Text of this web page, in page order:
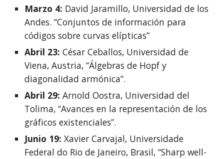
Marzo 4: David Jaramillo, Universidad de los
Andes. “Conjuntos de información para
códigos sobre curvas elípticas”
Abril 23: César Ceballos, Universidad de
Viena, Austria, “Álgebras de Hopf y
diagonalidad armónica”.
Abril 29: Arnold Oostra, Universidad del
Tolima, “Avances en la representación de los
gráficos existenciales”.
Junio 19: Xavier Carvajal, Universidade
Federal do Rio de Janeiro, Brasil, “Sharp well-